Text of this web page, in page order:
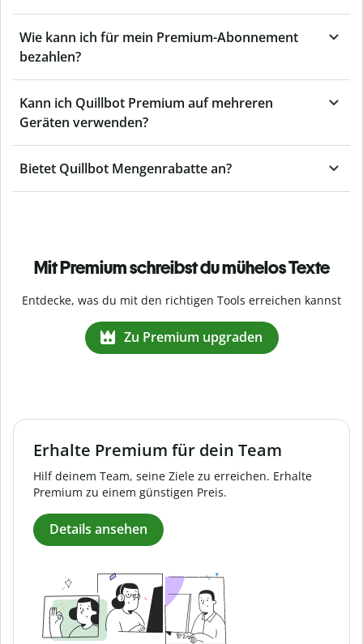
Wie kann ich für mein Premium-Abonnement
bezahlen?
Kann ich Quillbot Premium auf mehreren
Geräten verwenden?
Bietet Quillbot Mengenrabatte an?
Mit Premium schreibst du mühelos Texte
Entdecke, was du mit den richtigen Tools erreichen kannst
Zu Premium upgraden
Erhalte Premium für dein Team
Hilf deinem Team, seine Ziele zu erreichen. Erhalte
Premium zu einem günstigen Preis.
Details ansehen